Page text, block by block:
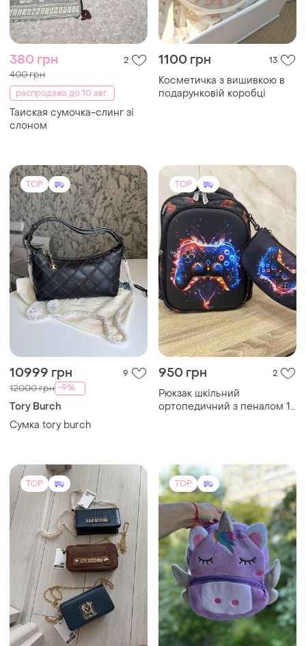
распродажа до 10 авг.
Таиская сумочка-слинг зі
слоном
подарунковій коробці
TOP
10999 грн 9
12000 грн -9%
Tory Burch
TOP
950 грн 2
Рюкзак шкільний
ортопедичний з пеналом 1–
4 клас
TOP
3000 грн
Moschino
Сумочка moschino
400 грн 6
450 грн -12%
ZARA
Дитячі рюкзачки рюкзачок